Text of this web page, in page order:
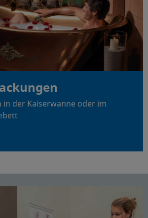
in der Kaiserwanne oder im